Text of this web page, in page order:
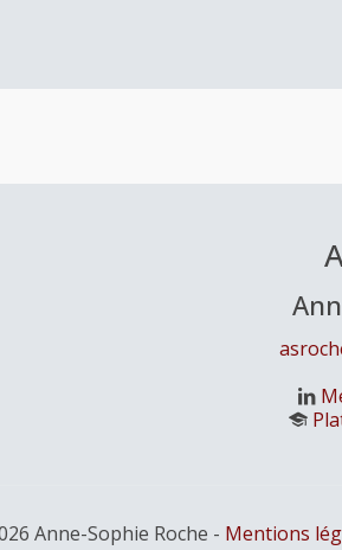
Anne-Sophie Roche - Mentions